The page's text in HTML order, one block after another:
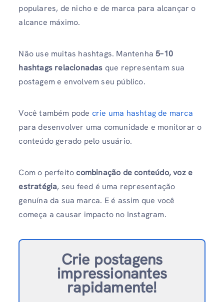
populares, de nicho e de marca para alcançar o
alcance máximo.
Não use muitas hashtags. Mantenha5–10
hashtags relacionadas que representam sua
postagem e envolvem seu público.
Você também pode crie uma hashtag de marca
para desenvolver uma comunidade e monitorar o
conteúdo gerado pelo usuário.
Com o perfeitocombinação de conteúdo, voz e
estratégia, seu feed é uma representação
genuína da sua marca. E é assim que você
começa a causar impacto no Instagram.
Crie postagens
impressionantes
rapidamente!